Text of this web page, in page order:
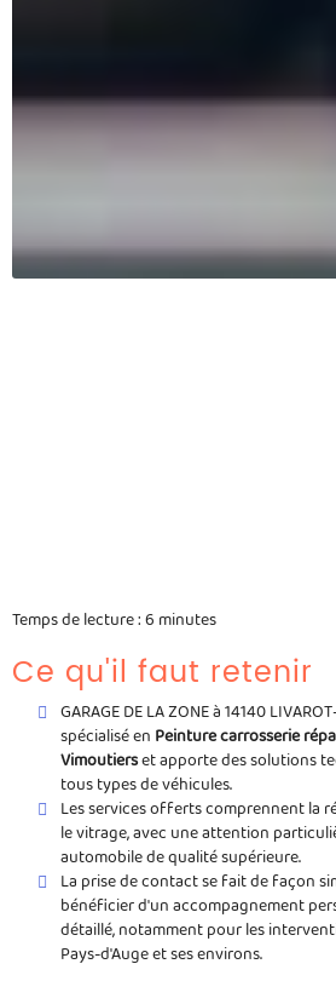
Temps de lecture : 6 minutes
Ce qu'il faut retenir
GARAGE DE LA ZONE à 14140
spécialisé en Peinture carrosserie
Vimoutierset apporte des solutions
tous types de véhicules.
Les services offerts comprennent la
le vitrage, avec une attention
automobile de qualité supérieure.
La prise de contact se fait de façon
bénéficier d'un accompagnement
détaillé, notamment pour les
Pays-d'Auge et ses environs.